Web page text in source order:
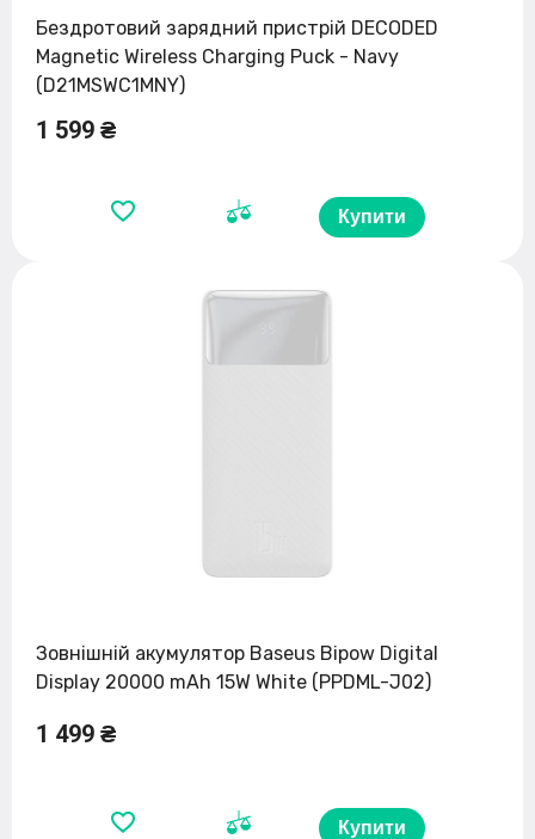
Бездротовий зарядний пристрій DECODED
Magnetic Wireless Charging Puck - Navy
(D21MSWC1MNY)
1 599 ₴
Купити
Зовнішній акумулятор Baseus Bipow Digital
Display 20000 mAh 15W White (PPDML-J02)
1 499 ₴
Купити